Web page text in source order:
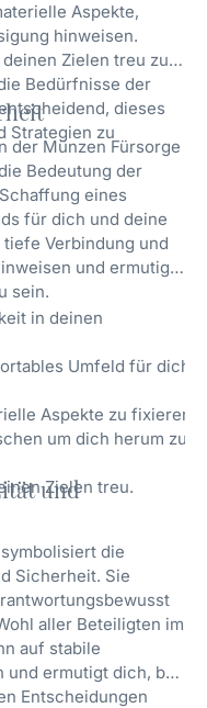
Aspekte,
hinweisen.
Zielen treu zu
Bedürfnisse der
dieses
Strategien zu
der Münzen Fürsorge
Bedeutung der
eines
für dich und deine
Verbindung und
und ermutigt
sein.
in deinen
Umfeld für dich
Aspekte zu fixieren
um dich herum zu
Zielen treu.
und
die
Sicherheit. Sie
aller Beteiligten im
auf stabile
und ermutigt dich, bei
Entscheidungen